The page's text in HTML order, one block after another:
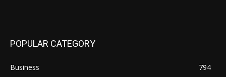
POPULAR CATEGORY
Business
794